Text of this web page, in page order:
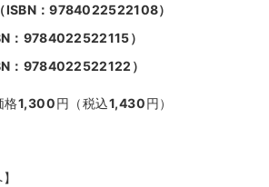
ISBN：9784022522108）
： 9784022522115）
： 9784022522122 ）
格1,300円（税込1,430円）